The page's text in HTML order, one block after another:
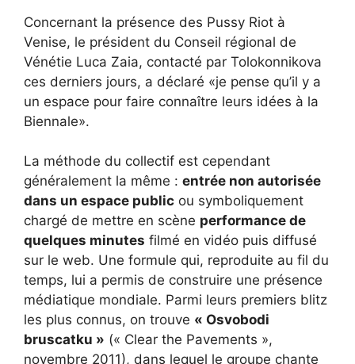
Concernant la présence des Pussy Riot à
Venise, le président du Conseil régional de
Vénétie Luca Zaia, contacté par Tolokonnikova
ces derniers jours, a déclaré «je pense qu’il y a
un espace pour faire connaître leurs idées à la
Biennale».
La méthode du collectif est cependant
généralement la même : entrée non autorisée
dans un espace public ou symboliquement
chargé de mettre en scène performance de
quelques minutes filmé en vidéo puis diffusé
sur le web. Une formule qui, reproduite au fil du
temps, lui a permis de construire une présence
médiatique mondiale. Parmi leurs premiers blitz
les plus connus, on trouve « Osvobodi
bruscatku » (« Clear the Pavements »,
novembre 2011), dans lequel le groupe chante